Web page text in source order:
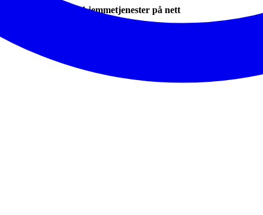
av kommunale hjemmetjenester på nett